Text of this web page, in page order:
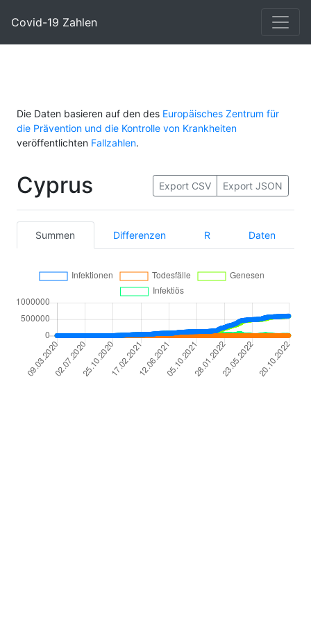
Covid-19 Zahlen
Die Daten basieren auf den des Europäisches Zentrum für
die Prävention und die Kontrolle von Krankheiten
veröffentlichten Fallzahlen.
Cyprus Export CSV Export JSON
Summen Differenzen R Daten